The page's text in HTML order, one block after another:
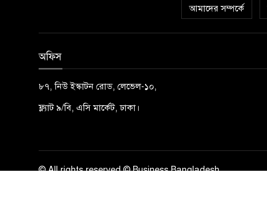
আমাদের সম্পর্কে
অফিস
৮৭, নিউ ইস্কাটন রোড, লেভেল-১০,
ফ্ল্যাট ৯/বি, এসি মার্কেট, ঢাকা।
© All rights reserved © Business Bangladesh